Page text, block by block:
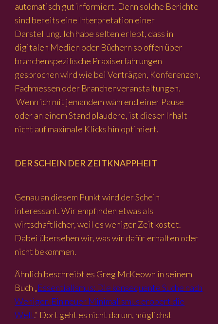
automatisch gut informiert. Denn solche Berichte
sind bereits eine Interpretation einer
Darstellung. Ich habe selten erlebt, dass in
digitalen Medien oder Büchern so offen über
branchenspezifische Praxiserfahrungen
gesprochen wird wie bei Vorträgen, Konferenzen,
Fachmessen oder Branchenveranstaltungen.
Wenn ich mit jemandem während einer Pause
oder an einem Stand plaudere, ist dieser Inhalt
nicht auf maximale Klicks hin optimiert.
DER SCHEIN DER ZEITKNAPPHEIT
Genau an diesem Punkt wird der Schein
interessant. Wir empfinden etwas als
wirtschaftlicher, weil es weniger Zeit kostet.
Dabei übersehen wir, was wir dafür erhalten oder
nicht bekommen.
Ähnlich beschreibt es Greg McKeown in seinem
Buch „Essentialismus: Die konsequente Suche nach
Weniger. Ein neuer Minimalismus erobert die
Welt.“ Dort geht es nicht darum, möglichst